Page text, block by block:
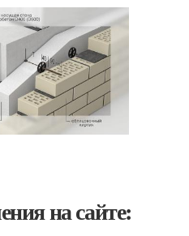
на сайте: